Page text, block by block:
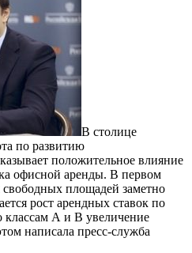
В столице
по развитию
положительное влияние
офисной аренды. В первом
свободных площадей заметно
рост арендных ставок по
классам А и B увеличение
написала пресс-служба